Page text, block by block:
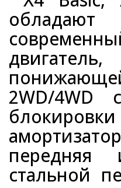
обладают
2WD/4WD
передняя
стальной